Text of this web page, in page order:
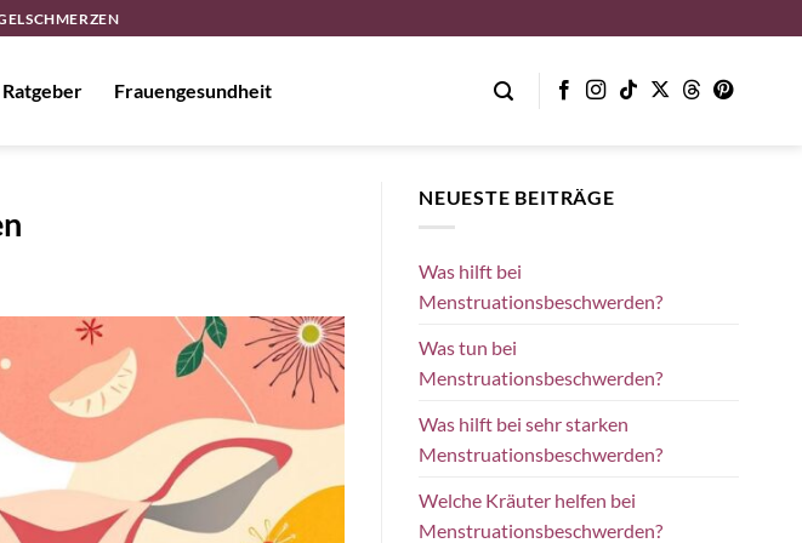
Frauengesundheit
NEUESTE BEITRÄGE
Was hilft bei
Menstruationsbeschwerden?
Was tun bei
Menstruationsbeschwerden?
Was hilft bei sehr starken
Menstruationsbeschwerden?
Welche Kräuter helfen bei
Menstruationsbeschwerden?